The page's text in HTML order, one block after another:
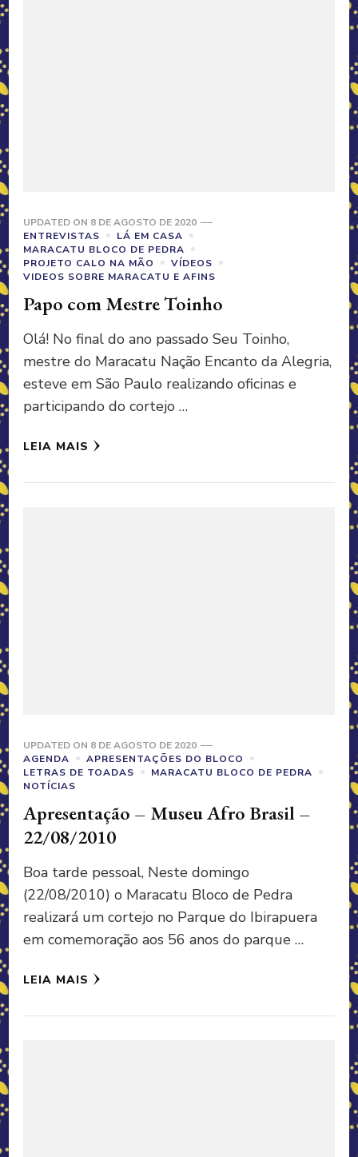
UPDATED ON 8 DE AGOSTO DE 2020
ENTREVISTAS
LÁ EM CASA
MARACATU BLOCO DE PEDRA
PROJETO CALO NA MÃO
VÍDEOS
VIDEOS SOBRE MARACATU E AFINS
Papo com Mestre Toinho
Olá! No final do ano passado Seu Toinho,
mestre do Maracatu Nação Encanto da Alegria,
esteve em São Paulo realizando oficinas e
participando do cortejo …
LEIA MAIS
UPDATED ON 8 DE AGOSTO DE 2020
AGENDA
APRESENTAÇÕES DO BLOCO
LETRAS DE TOADAS
MARACATU BLOCO DE PEDRA
NOTÍCIAS
Apresentação – Museu Afro Brasil –
22/08/2010
Boa tarde pessoal, Neste domingo
(22/08/2010) o Maracatu Bloco de Pedra
realizará um cortejo no Parque do Ibirapuera
em comemoração aos 56 anos do parque …
LEIA MAIS